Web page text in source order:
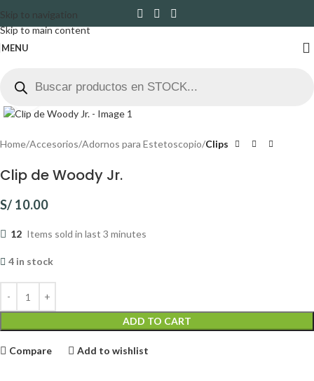
Skip to navigation
Skip to main content
MENU
Click to enlarge
Home Accesorios Adornos para Estetoscopio Clips
Clip de Woody Jr.
S/ 10.00
12 Items sold in last 3 minutes
4 in stock
ADD TO CART
Compare Add to wishlist